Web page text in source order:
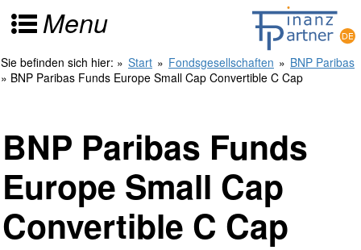
Menu
Sie befinden sich hier: » Start » Fondsgesellschaften » BNP Paribas
» BNP Paribas Funds Europe Small Cap Convertible C Cap
BNP Paribas Funds
Europe Small Cap
Convertible C Cap